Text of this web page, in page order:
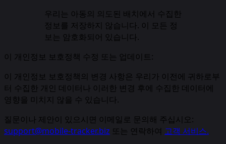
우리는 아동의 의도된 배치에서 수집한
정보를 저장하지 않습니다. 이 모든 정
보는 암호화되어 있습니다.
이 개인정보 보호정책 수정 또는 업데이트:
이 개인정보 보호정책의 변경 사항은 우리가 이전에 귀하로부
터 수집한 개인 데이터나 이러한 변경 후에 수집한 데이터에
영향을 미치지 않을 수 있습니다.
질문이나 제안이 있으시면 이메일로 문의해 주십시오:
support@mobile-tracker.biz 또는 연락하여 고객 서비스.